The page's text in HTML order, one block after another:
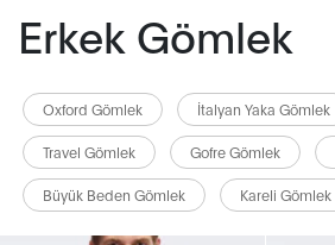
Erkek Gömlek
Oxford Gömlek İtalyan Yaka Gömlek
Travel Gömlek Gofre Gömlek
Büyük Beden Gömlek Kareli Gömlek